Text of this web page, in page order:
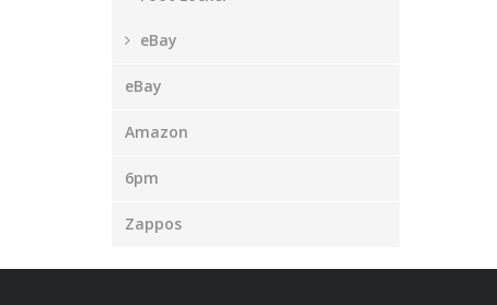
eBay
eBay
Amazon
6pm
Zappos